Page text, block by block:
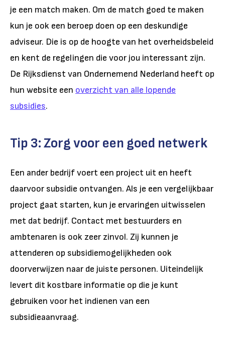
je een match maken. Om de match goed te maken
kun je ook een beroep doen op een deskundige
adviseur. Die is op de hoogte van het overheidsbeleid
en kent de regelingen die voor jou interessant zijn.
De Rijksdienst van Ondernemend Nederland heeft op
hun website een overzicht van alle lopende
subsidies.
Tip 3: Zorg voor een goed netwerk
Een ander bedrijf voert een project uit en heeft
daarvoor subsidie ontvangen. Als je een vergelijkbaar
project gaat starten, kun je ervaringen uitwisselen
met dat bedrijf. Contact met bestuurders en
ambtenaren is ook zeer zinvol. Zij kunnen je
attenderen op subsidiemogelijkheden ook
doorverwijzen naar de juiste personen. Uiteindelijk
levert dit kostbare informatie op die je kunt
gebruiken voor het indienen van een
subsidieaanvraag.